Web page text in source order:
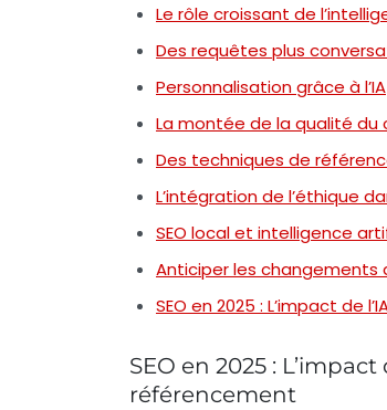
Le rôle croissant de
Des requêtes plus
Personnalisation grâce à l’IA
La montée de la qualité du
Des techniques de
L’intégration de l’éthique
SEO local et intelligence
Anticiper les changements
SEO en 2025 : L’impact de
SEO en 2025 :
référencement